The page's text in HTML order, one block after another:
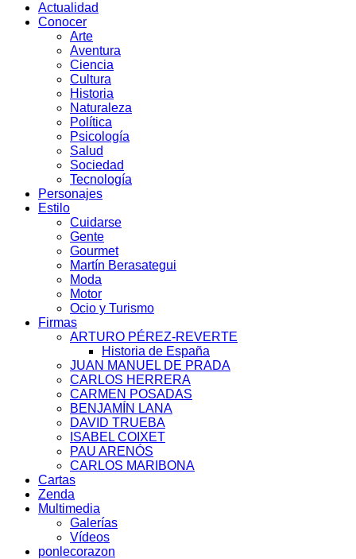
Actualidad
Conocer
Arte
Aventura
Ciencia
Cultura
Historia
Naturaleza
Política
Psicología
Salud
Sociedad
Tecnología
Personajes
Estilo
Cuidarse
Gente
Gourmet
Martín Berasategui
Moda
Motor
Ocio y Turismo
Firmas
ARTURO PÉREZ-REVERTE
Historia de España
JUAN MANUEL DE PRADA
CARLOS HERRERA
CARMEN POSADAS
BENJAMÍN LANA
DAVID TRUEBA
ISABEL COIXET
PAU ARENÓS
CARLOS MARIBONA
Cartas
Zenda
Multimedia
Galerías
Vídeos
ponlecorazon